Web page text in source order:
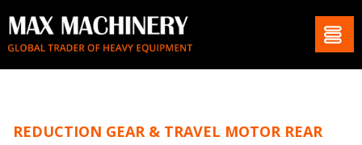
REDUCTION GEAR & TRAVEL MOTOR REAR